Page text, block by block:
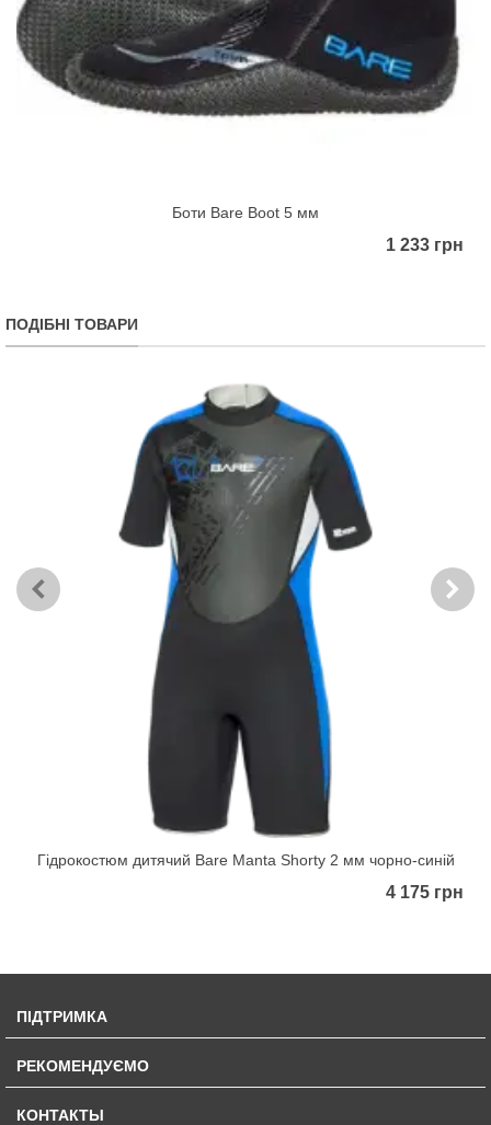
Боти Bare Boot 5 мм
1 233 грн
ПОДІБНІ ТОВАРИ
Гідрокостюм дитячий Bare Manta Shorty 2 мм чорно-синій
4 175 грн
ПІДТРИМКА
РЕКОМЕНДУЄМО
КОНТАКТЫ